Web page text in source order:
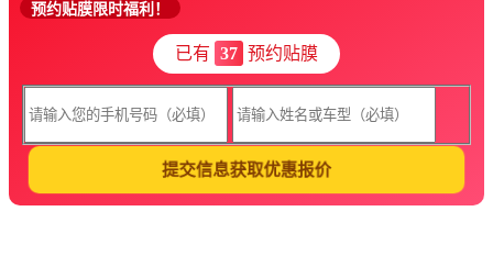
预约贴膜限时福利！
已有 37 预约贴膜
提交信息获取优惠报价